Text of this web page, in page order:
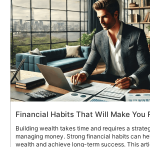
Financial Habits That Will Make You
Building wealth takes time and requires a
managing money. Strong financial habits can
wealth and achieve long-term success. This